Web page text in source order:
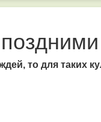
то для таких